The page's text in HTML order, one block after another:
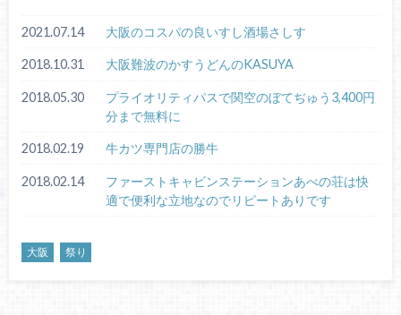
2021.07.14 大阪のコスパの良いすし酒場さしす
2018.10.31 大阪難波のかすうどんのKASUYA
2018.05.30
プライオリティパスで関空のぼてぢゅう3,400円
分まで無料に
2018.02.19 牛カツ専門店の勝牛
2018.02.14
ファーストキャビンステーションあべの荘は快
適で便利な立地なのでリピートありです
大阪 祭り